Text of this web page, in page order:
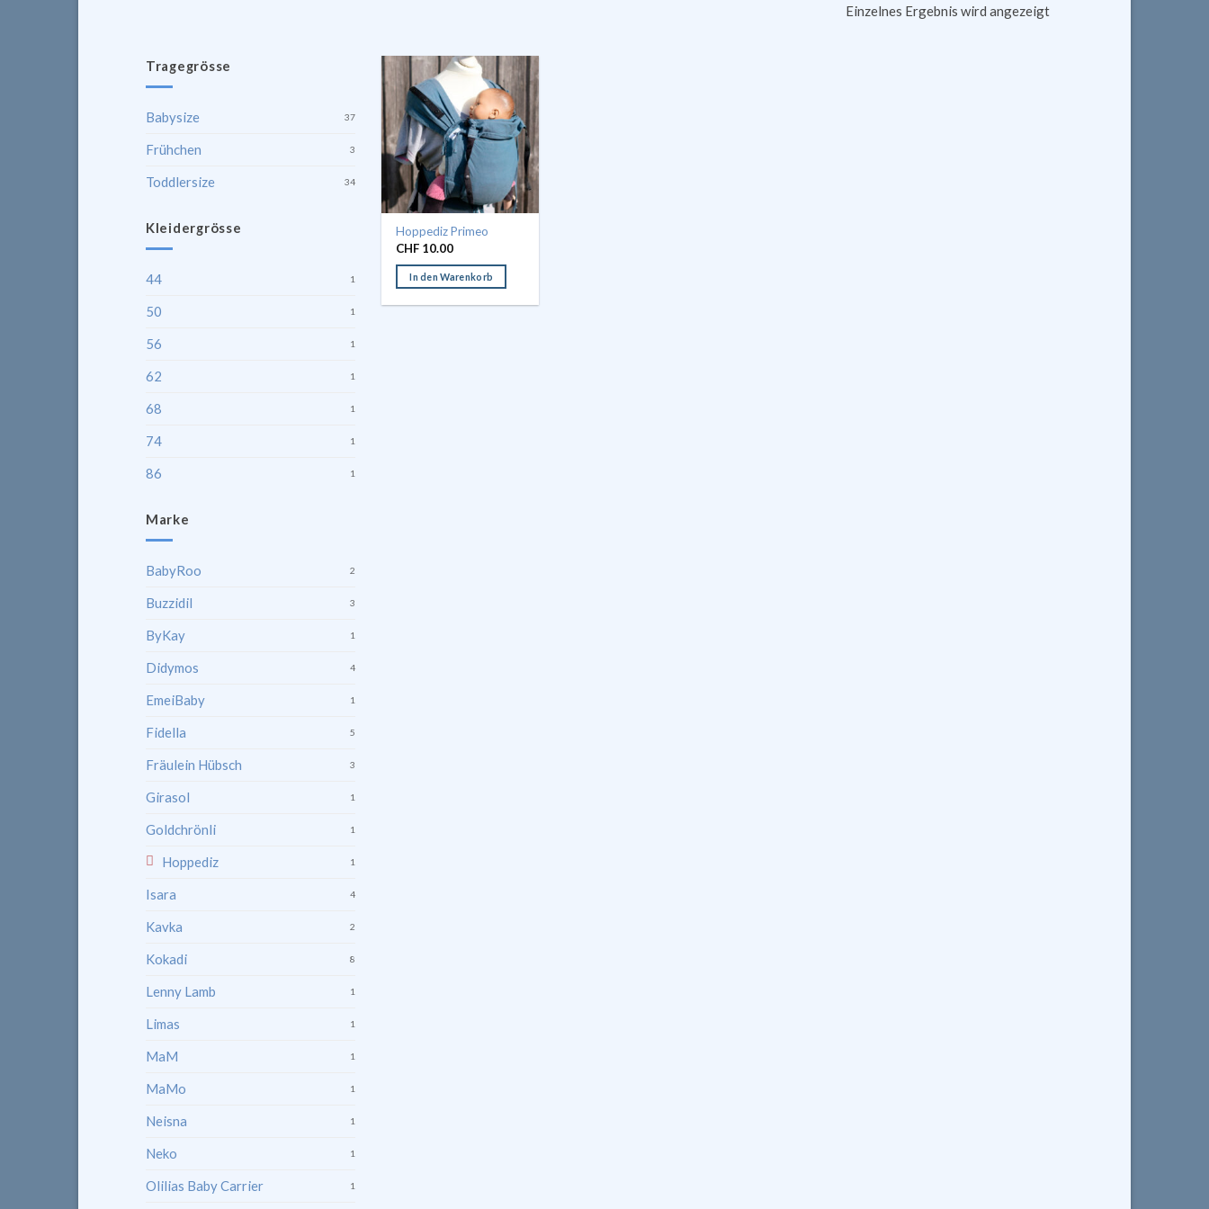
Einzelnes Ergebnis wird angezeigt
Tragegrösse
Babysize 37
Frühchen 3
Toddlersize 34
Kleidergrösse
44 1
50 1
56 1
62 1
68 1
74 1
86 1
Marke
BabyRoo 2
Buzzidil 3
ByKay 1
Didymos 4
EmeiBaby 1
Fidella 5
Fräulein Hübsch 3
Girasol 1
Goldchrönli 1
Hoppediz 1
Isara 4
Kavka 2
Kokadi 8
Lenny Lamb 1
Limas 1
MaM 1
MaMo 1
Neisna 1
Neko 1
Olilias Baby Carrier 1
Hoppediz Primeo
CHF 10.00
In den Warenkorb